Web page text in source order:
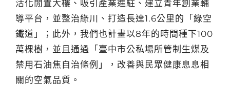
活化閒置大樓、吸引產業進駐、建立青年創業輔
導平台，並整治綠川、打造長達1.6公里的「綠空
鐵道」；此外，我們也計畫以8年的時間種下100
萬棵樹，並且通過「臺中市公私場所管制生煤及
禁用石油焦自治條例」，改善與民眾健康息息相
關的空氣品質。